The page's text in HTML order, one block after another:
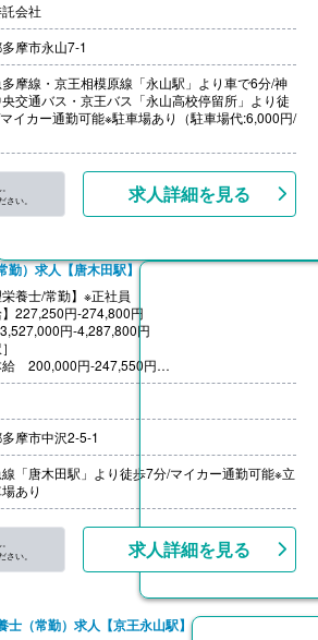
超える時間外労働分については割増賃金を追加
あり
当】あり（規定支給）
会社
摩市永山7-1
摩線・京王相模原線「永山駅」より車で6分/神
交通バス・京王バス「永山高校停留所」より徒
イカー通勤可能※駐車場あり（駐車場代:6,000円/
さい。
求人詳細を見る
勤）求人【唐木田駅】
栄養士/常勤】※正社員
】227,250円-274,800円
円-4,287,800円
給 200,000円-247,550円
手当 20,000円
当 250円
改善手当 7,000円
手当］
手当 6,000円-8,000円/月
も手当 5,000円/人
年始手当 6,000円/日
手当 10,000円-/月
外手当 分単位で実績支給
に基づき支給いたします。
年2回（計4.00ヶ月分）※前年度実績、業績・人
より決定
手当】あり（上限50,000円/月）
】あり（年1回）※業績・人事評価により決定
】あり※勤続3年以上
摩市中沢2-5-1
「唐木田駅」より徒歩7分/マイカー通勤可能※立
あり
さい。
求人詳細を見る
士（常勤）求人【京王永山駅】